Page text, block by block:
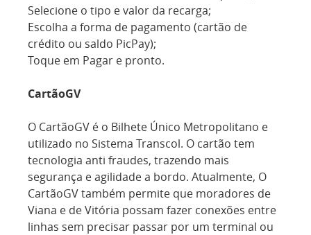
Selecione o tipo e valor da recarga;
Escolha a forma de pagamento (cartão de
crédito ou saldo PicPay);
Toque em Pagar e pronto.
CartãoGV
O CartãoGV é o Bilhete Único Metropolitano e
utilizado no Sistema Transcol. O cartão tem
tecnologia anti fraudes, trazendo mais
segurança e agilidade a bordo. Atualmente, O
CartãoGV também permite que moradores de
Viana e de Vitória possam fazer conexões entre
linhas sem precisar passar por um terminal ou